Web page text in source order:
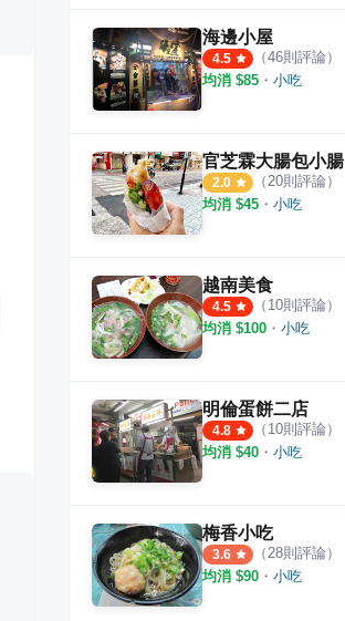
豪煮藝經典麵食館
海邊小屋
4.5 （46則評論）
均消 $85 ・ 小吃
官芝霖大腸包小腸
2.0 （20則評論）
均消 $45 ・ 小吃
越南美食
4.5 （ 10則評論）
均消 $100 ・ 小吃
明倫蛋餅二店
4.8 （ 10則評論）
均消 $40 ・ 小吃
梅香小吃
3.6 （28則評論）
均消 $90 ・ 小吃